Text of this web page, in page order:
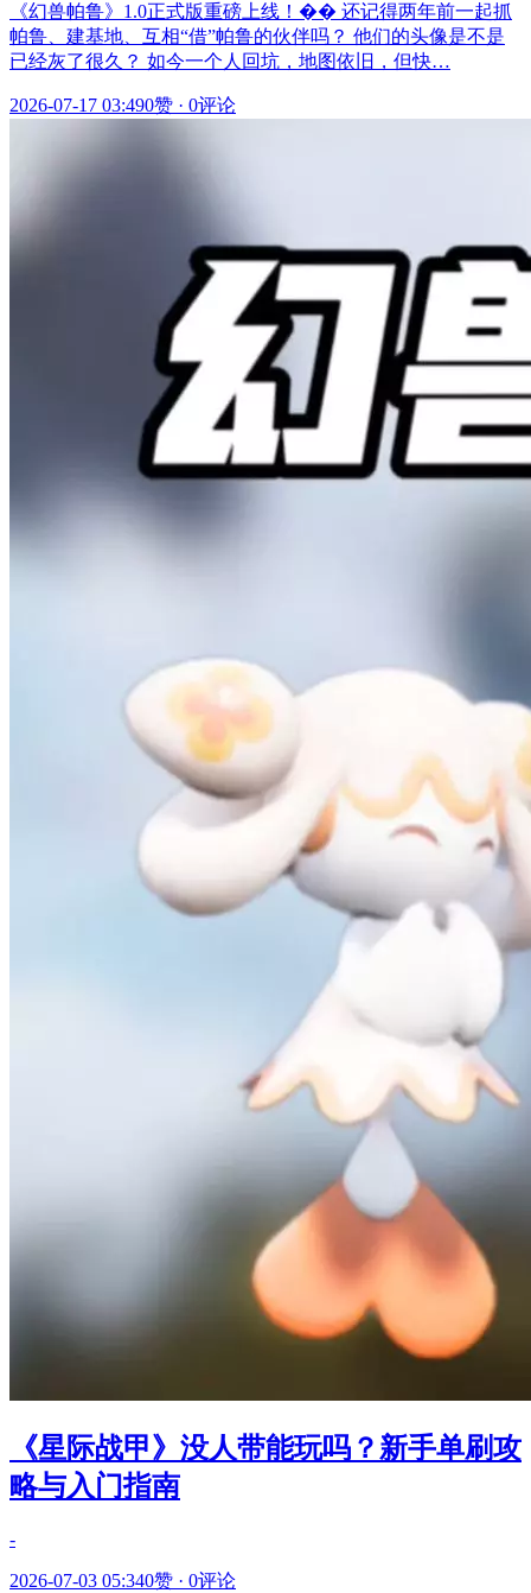
《幻兽帕鲁》1.0正式版重磅上线！�� 还记得两年前一起抓
帕鲁、建基地、互相“借”帕鲁的伙伴吗？ 他们的头像是不是
已经灰了很久？ 如今一个人回坑，地图依旧，但快…
2026-07-17 03:490赞 · 0评论
《星际战甲》没人带能玩吗？新手单刷攻
略与入门指南
-
2026-07-03 05:340赞 · 0评论